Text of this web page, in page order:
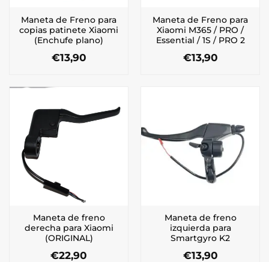
Maneta de Freno para
copias patinete Xiaomi
(Enchufe plano)
€13,90
Maneta de Freno para
Xiaomi M365 / PRO /
Essential / 1S / PRO 2
€13,90
Maneta de freno
derecha para Xiaomi
(ORIGINAL)
€22,90
Maneta de freno
izquierda para
Smartgyro K2
€13,90